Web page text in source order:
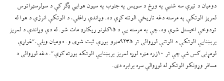
دومیان د تیرې سه شنبې په ورځ د سویس په جنوب په سیون هوايي ډګر کې د سولرسټراتوس
لمریز الوتکې په مرسته دغه تاریخي الوتنه کړې ده. وړاندې راغلي، د الوتکې انرژي د هوا له
تودوخې اخیستل شوې وه، چې په مرسته يې د ۱۵کلونو ریکارډ مات شو. له دې وړاندې د لمریز
برېښنايي الوتکې د الوتنې لوړوالی تر ۹۲۳۵مټرو پورې ثبت شوی و. دومیان ویلي،”غواړي
لومړنی کس شي چې تر ۱۰زره مټره لوړه لمریز برېښنايي الوتکه پورته کوي”. دغه لوړوالی د
مسافر وړونکو الوتکو له لوړوالي سره برابره دی.